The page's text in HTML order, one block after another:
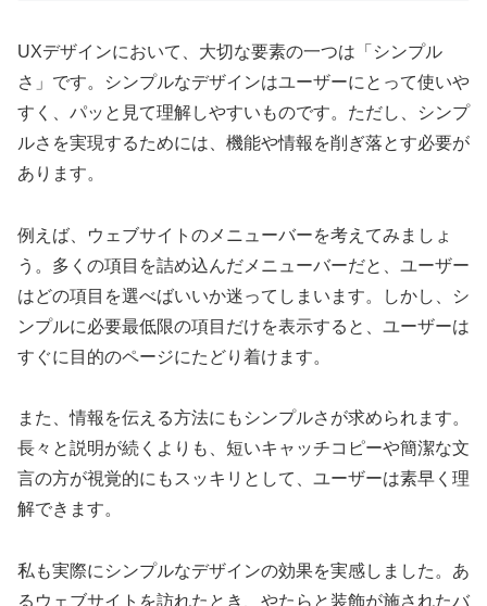
UXデザインにおいて、大切な要素の一つは「シンプル
さ」です。シンプルなデザインはユーザーにとって使いや
すく、パッと見て理解しやすいものです。ただし、シンプ
ルさを実現するためには、機能や情報を削ぎ落とす必要が
あります。
例えば、ウェブサイトのメニューバーを考えてみましょ
う。多くの項目を詰め込んだメニューバーだと、ユーザー
はどの項目を選べばいいか迷ってしまいます。しかし、シ
ンプルに必要最低限の項目だけを表示すると、ユーザーは
すぐに目的のページにたどり着けます。
また、情報を伝える方法にもシンプルさが求められます。
長々と説明が続くよりも、短いキャッチコピーや簡潔な文
言の方が視覚的にもスッキリとして、ユーザーは素早く理
解できます。
私も実際にシンプルなデザインの効果を実感しました。あ
るウェブサイトを訪れたとき、やたらと装飾が施されたバ